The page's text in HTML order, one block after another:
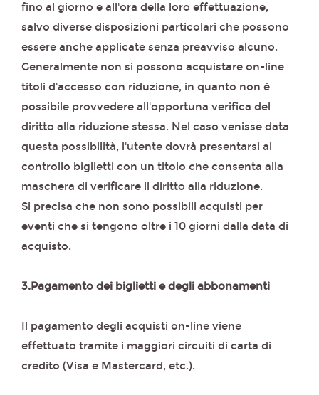
fino al giorno e all'ora della loro effettuazione,
salvo diverse disposizioni particolari che possono
essere anche applicate senza preavviso alcuno.
Generalmente non si possono acquistare on-line
titoli d'accesso con riduzione, in quanto non è
possibile provvedere all'opportuna verifica del
diritto alla riduzione stessa. Nel caso venisse data
questa possibilità, l'utente dovrà presentarsi al
controllo biglietti con un titolo che consenta alla
maschera di verificare il diritto alla riduzione.
Si precisa che non sono possibili acquisti per
eventi che si tengono oltre i 10 giorni dalla data di
acquisto.
3.Pagamento dei biglietti e degli abbonamenti
Il pagamento degli acquisti on-line viene
effettuato tramite i maggiori circuiti di carta di
credito (Visa e Mastercard, etc.).